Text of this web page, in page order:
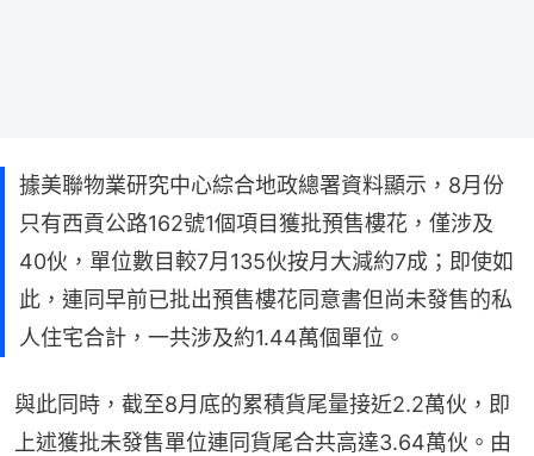
據美聯物業研究中心綜合地政總署資料顯示，8月份
只有西貢公路162號1個項目獲批預售樓花，僅涉及
40伙，單位數目較7月135伙按月大減約7成；即使如
此，連同早前已批出預售樓花同意書但尚未發售的私
人住宅合計，一共涉及約1.44萬個單位。
與此同時，截至8月底的累積貨尾量接近2.2萬伙，即
上述獲批未發售單位連同貨尾合共高達3.64萬伙。由